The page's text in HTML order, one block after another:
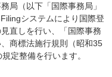
局（以下「国際事務局」
システムにより国際登
直しを行い、「国際事務
商標法施行規則（昭和35
定整備を行います。